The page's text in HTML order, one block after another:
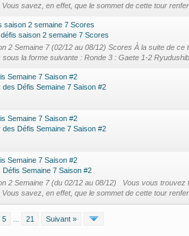
savez, en effet, que le sommet de cette tour
saison 2 semaine 7 Scores
saison 2 semaine 7 Scores
2 Semaine 7 (02/12 au 08/12) Scores À la suite de
la forme suivante : Ronde 3 : Gaete 1-2
Semaine 7 Saison #2
des Défis Semaine 7 Saison #2
Semaine 7 Saison #2
des Défis Semaine 7 Saison #2
Semaine 7 Saison #2
Défis Semaine 7 Saison #2
2 Semaine 7 (du 02/12 au 08/12) Vous vous trouvez
savez, en effet, que le sommet de cette tour
5 21 Suivant »